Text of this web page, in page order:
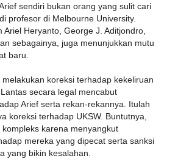
sendiri bukan orang yang sulit cari
profesor di Melbourne University.
Ariel Heryanto, George J. Aditjondro,
sebagainya, juga menunjukkan mutu
baru.
koreksi terhadap kekeliruan
secara legal mencabut
Arief serta rekan-rekannya. Itulah
koreksi terhadap UKSW. Buntutnya,
karena menyangkut
mereka yang dipecat serta sanksi
yang bikin kesalahan.